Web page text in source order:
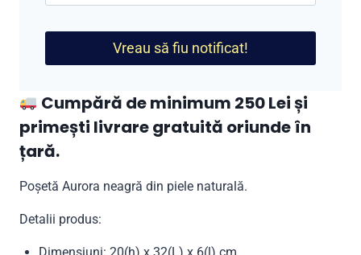
Vreau să fiu notificat!
Cumpără de minimum 250 Lei și
primești livrare gratuită oriunde în
țară.
Poșetă Aurora neagră din piele naturală.
Detalii produs: